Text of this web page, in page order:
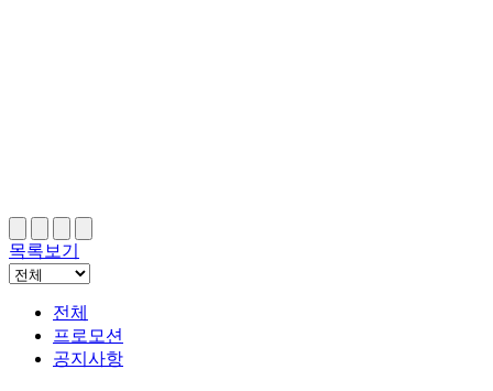
목록보기
전체
프로모션
공지사항